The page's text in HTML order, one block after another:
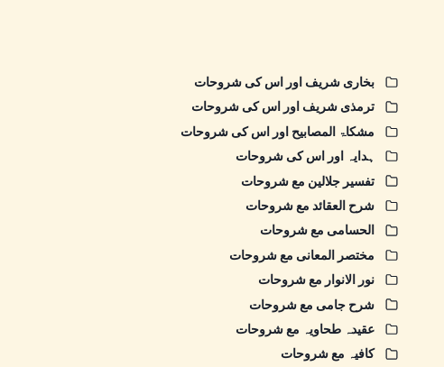
بخاری شریف اور اس کی شروحات
ترمذی شریف اور اس کی شروحات
مشکاۃ المصابیح اور اس کی شروحات
ہدایہ اور اس کی شروحات
تفسیر جلالین مع شروحات
شرح العقائد مع شروحات
الحسامی مع شروحات
مختصر المعانی مع شروحات
نور الانوار مع شروحات
شرح جامی مع شروحات
عقیدہ طحاویہ مع شروحات
کافیہ مع شروحات